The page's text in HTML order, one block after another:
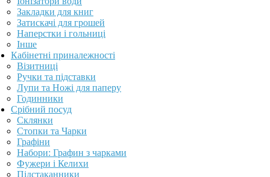
Закладки для книг
Затискачі для грошей
Наперстки і гольниці
Інше
Кабінетні приналежності
Візитниці
Ручки та підставки
Лупи та Ножі для паперу
Годинники
Срібний посуд
Склянки
Стопки та Чарки
Графіни
Набори: Графин з чарками
Фужери і Келихи
Підстаканники